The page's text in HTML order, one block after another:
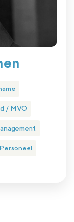
/ MVO
Personeel